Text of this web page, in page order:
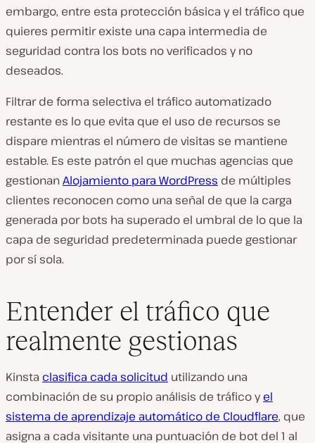
embargo, entre esta protección básica y el tráfico que
quieres permitir existe una capa intermedia de
seguridad contra los bots no verificados y no
deseados.
Filtrar de forma selectiva el tráfico automatizado
restante es lo que evita que el uso de recursos se
dispare mientras el número de visitas se mantiene
estable. Es este patrón el que muchas agencias que
gestionanAlojamiento paraWordPress de múltiples
clientes reconocen como una señal de que la carga
generada por bots ha superado el umbral de lo que la
capa de seguridad predeterminada puede gestionar
por sí sola.
Entender el tráfico que
realmente gestionas
Kinsta clasifica cada solicitud utilizando una
combinación de su propio análisis de tráfico yel
sistema de aprendizaje automático de Cloudflare, que
asigna a cada visitante una puntuación de bot del 1 al